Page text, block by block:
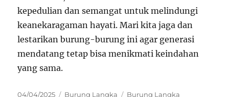
kepedulian dan semangat untuk melindungi
keanekaragaman hayati. Mari kita jaga dan
lestarikan burung-burung ini agar generasi
mendatang tetap bisa menikmati keindahan
yang sama.
Posted
04/04/2025 Categories
Burung Langka Tags
Burung Langka